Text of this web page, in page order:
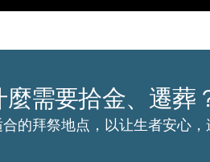
需要拾金、遷葬
的拜祭地点，以让生者安心